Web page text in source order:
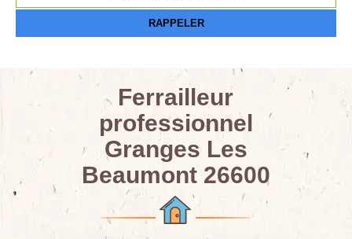
Ferrailleur
professionnel
Granges Les
Beaumont 26600